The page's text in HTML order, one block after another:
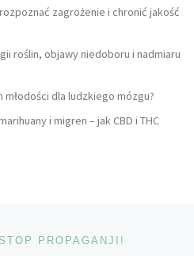
zagrożenie i chronić jakość
roślin, objawy niedoboru i nadmiaru
młodości dla ludzkiego mózgu?
i migren – jak CBD i THC
PROPAGANJI!